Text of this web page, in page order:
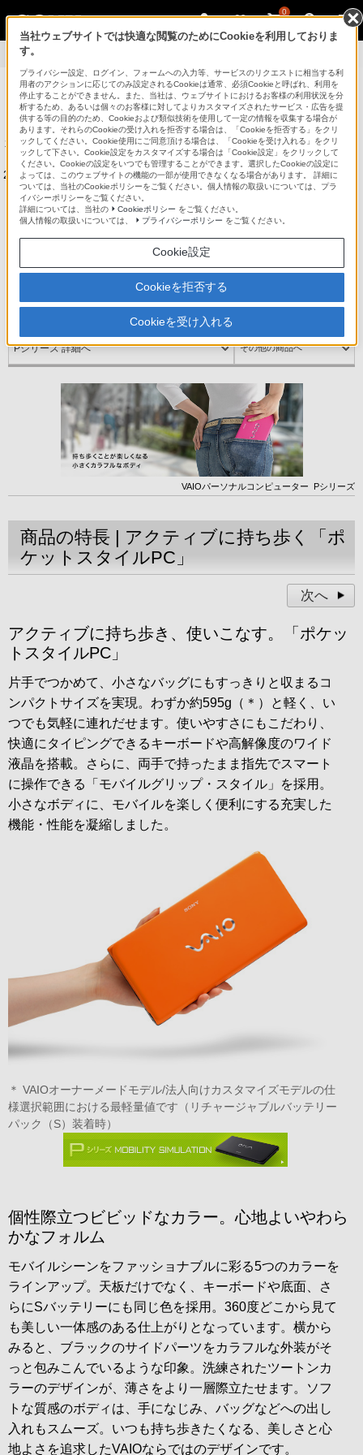
0
製品情報
パーソナルコンピューター VAIO
法人のお客様はこちら
本サイトは、2014年6月以前発売のソニー株式会社製VAIOの製品情報
を掲載しています。
2014年8月以降に発売されたVAIO株式会社製VAIOの製品情報はこちら
をご覧ください。
Pシリーズ
VAIOパーソナルコンピューター Pシリーズ
商品の特長 | アクティブに持ち歩く「ポ
ケットスタイルPC」
次へ
アクティブに持ち歩き、使いこなす。「ポケッ
トスタイルPC」
片手でつかめて、小さなバッグにもすっきりと収まるコ
ンパクトサイズを実現。わずか約595g（＊）と軽く、い
つでも気軽に連れだせます。使いやすさにもこだわり、
快適にタイピングできるキーボードや高解像度のワイド
液晶を搭載。さらに、両手で持ったまま指先でスマート
に操作できる「モバイルグリップ・スタイル」を採用。
小さなボディに、モバイルを楽しく便利にする充実した
機能・性能を凝縮しました。
＊ VAIOオーナーメードモデル/法人向けカスタマイズモデルの仕
様選択範囲における最軽量値です（リチャージャブルバッテリー
パック（S）装着時）
個性際立つビビッドなカラー。心地よいやわら
かなフォルム
モバイルシーンをファッショナブルに彩る5つのカラーを
ラインアップ。天板だけでなく、キーボードや底面、さ
らにSバッテリーにも同じ色を採用。360度どこから見て
も美しい一体感のある仕上がりとなっています。横から
みると、ブラックのサイドパーツをカラフルな外装がそ
っと包みこんでいるような印象。洗練されたツートンカ
ラーのデザインが、薄さをより一層際立たせます。ソフ
トな質感のボディは、手になじみ、バッグなどへの出し
入れもスムーズ。いつも持ち歩きたくなる、美しさと心
地よさを追求したVAIOならではのデザインです。
当社ウェブサイトでは快適な閲覧のためにCookieを利用しておりま
す。
プライバシー設定、ログイン、フォームへの入力等、サービスのリクエストに相当する利
用者のアクションに応じてのみ設定されるCookieは通常、必須Cookieと呼ばれ、利用を
停止することができません。また、当社は、ウェブサイトにおけるお客様の利用状況を分
析するため、あるいは個々のお客様に対してよりカスタマイズされたサービス・広告を提
供する等の目的のため、Cookieおよび類似技術を使用して一定の情報を収集する場合が
あります。それらのCookieの受け入れを拒否する場合は、「Cookieを拒否する」をクリ
ックしてください。Cookie使用にご同意頂ける場合は、「Cookieを受け入れる」をクリ
ックして下さい。Cookie設定をカスタマイズする場合は「Cookie設定」をクリックして
ください。Cookieの設定をいつでも管理することができます。選択したCookieの設定に
よっては、このウェブサイトの機能の一部が使用できなくなる場合があります。 詳細に
ついては、当社のCookieポリシーをご覧ください。個人情報の取扱いについては、プラ
イバシーポリシーをご覧ください。
詳細については、当社の
Cookieポリシー をご覧ください。
個人情報の取扱いについては、
プライバシーポリシー をご覧ください。
Cookie設定
Cookieを拒否する
Cookieを受け入れる